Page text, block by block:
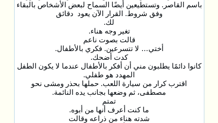
باسم القاصر. وتستطيعين أيضًا السماح لبعض الأشخاص بالبقاء
وفق شروط. القرار الآن يعود دقائق
لك.
تغير وجه هناء.
قالت بصوت ناعم
أختي… لا تتسرعين. فكري بالأطفال.
كدت أضحك.
كانوا دائمًا يطلبون مني أن أفكر بالأطفال عندما لا يكون الطفل
المهدد هو طفلي.
اقترب كرار من سيارة اللعب. حملها بحذر ومشى نحو
مصطفى، ثم وضعها بجانب يده النائمة.
تمتم
ما كنت أعرف أنها من أبوه.
شدته هناء من ذراعه وقالت